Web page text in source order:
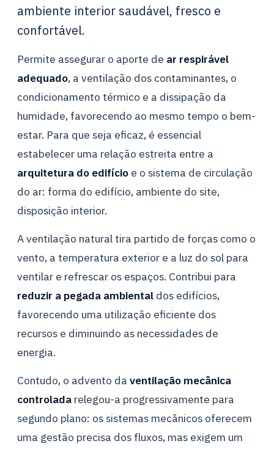
ambiente interior saudável, fresco e
confortável.
Permite assegurar o aporte de ar respirável
adequado, a ventilação dos contaminantes, o
condicionamento térmico e a dissipação da
humidade, favorecendo ao mesmo tempo o bem-
estar. Para que seja eficaz, é essencial
estabelecer uma relação estreita entre a
arquitetura do edifício e o sistema de circulação
do ar: forma do edifício, ambiente do site,
disposição interior.
A ventilação natural tira partido de forças como o
vento, a temperatura exterior e a luz do sol para
ventilar e refrescar os espaços. Contribui para
reduzir a pegada ambiental dos edifícios,
favorecendo uma utilização eficiente dos
recursos e diminuindo as necessidades de
energia.
Contudo, o advento da ventilação mecânica
controlada relegou-a progressivamente para
segundo plano: os sistemas mecânicos oferecem
uma gestão precisa dos fluxos, mas exigem um